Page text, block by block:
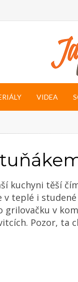
VIDEA
kuchyni těší
v teplé i
grilovačku v
Pozor, ta